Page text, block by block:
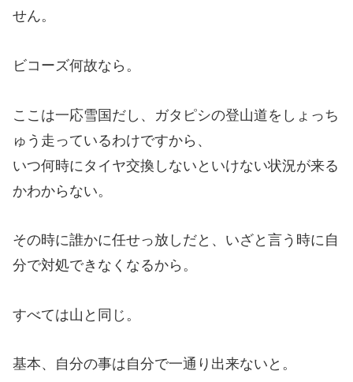
せん。
ビコーズ何故なら。
ここは一応雪国だし、ガタピシの登山道をしょっち
ゅう走っているわけですから、
いつ何時にタイヤ交換しないといけない状況が来る
かわからない。
その時に誰かに任せっ放しだと、いざと言う時に自
分で対処できなくなるから。
すべては山と同じ。
基本、自分の事は自分で一通り出来ないと。